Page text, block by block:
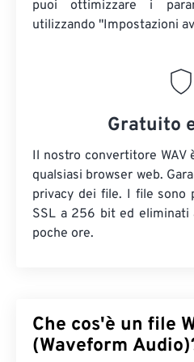
puoi ottimizzare i
utilizzando "Impostazioni
Gratuito
Il nostro convertitore WAV
qualsiasi browser web.
privacy dei file. I file
SSL a 256 bit ed eliminati
poche ore.
Che cos'è un file
(Waveform